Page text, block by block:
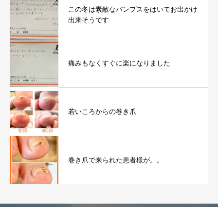
この冬は素敵なパンプスをはいてお出かけ
出来そうです
痛みもなくすぐに楽になりました
若いころからの巻き爪
巻き爪で来られた患者様が。。